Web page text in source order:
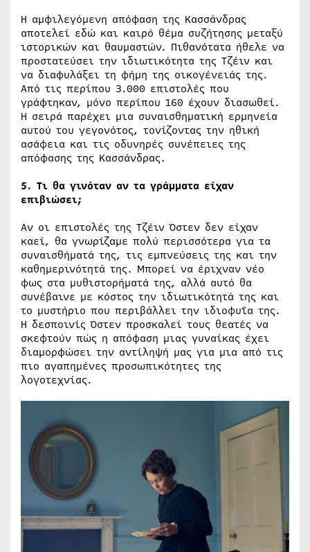
Η αμφιλεγόμενη απόφαση της Κασσάνδρας
αποτελεί εδώ και καιρό θέμα συζήτησης μεταξύ
ιστορικών και θαυμαστών. Πιθανότατα ήθελε να
προστατεύσει την ιδιωτικότητα της Τζέιν και
να διαφυλάξει τη φήμη της οικογένειάς της.
Από τις περίπου 3.000 επιστολές που
γράφτηκαν, μόνο περίπου 160 έχουν διασωθεί.
Η σειρά παρέχει μια συναισθηματική ερμηνεία
αυτού του γεγονότος, τονίζοντας την ηθική
ασάφεια και τις οδυνηρές συνέπειες της
απόφασης της Κασσάνδρας.
5. Τι θα γινόταν αν τα γράμματα είχαν
επιβιώσει;
Αν οι επιστολές της Τζέιν Όστεν δεν είχαν
καεί, θα γνωρίζαμε πολύ περισσότερα για τα
συναισθήματά της, τις εμπνεύσεις της και την
καθημερινότητά της. Μπορεί να έριχναν νέο
φως στα μυθιστορήματά της, αλλά αυτό θα
συνέβαινε με κόστος την ιδιωτικότητά της και
το μυστήριο που περιβάλλει την ιδιοφυΐα της.
Η δεσποινίς Όστεν προσκαλεί τους θεατές να
σκεφτούν πώς η απόφαση μιας γυναίκας έχει
διαμορφώσει την αντίληψή μας για μια από τις
πιο αγαπημένες προσωπικότητες της
λογοτεχνίας.